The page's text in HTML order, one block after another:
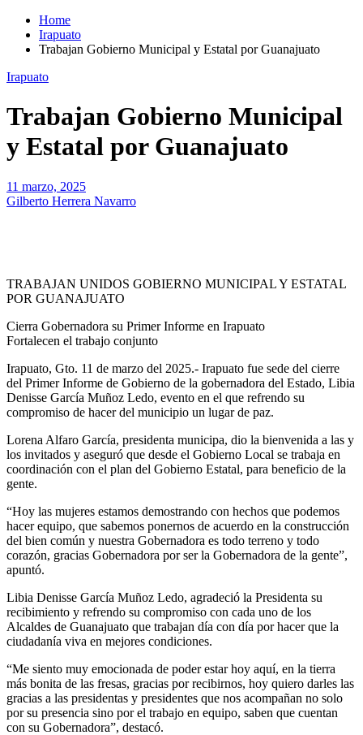
Home
Irapuato
Trabajan Gobierno Municipal y Estatal por Guanajuato
Irapuato
Trabajan Gobierno Municipal
y Estatal por Guanajuato
11 marzo, 2025
Gilberto Herrera Navarro
TRABAJAN UNIDOS GOBIERNO MUNICIPAL Y ESTATAL
POR GUANAJUATO
Cierra Gobernadora su Primer Informe en Irapuato
Fortalecen el trabajo conjunto
Irapuato, Gto. 11 de marzo del 2025.- Irapuato fue sede del cierre
del Primer Informe de Gobierno de la gobernadora del Estado, Libia
Denisse García Muñoz Ledo, evento en el que refrendo su
compromiso de hacer del municipio un lugar de paz.
Lorena Alfaro García, presidenta municipa, dio la bienvenida a las y
los invitados y aseguró que desde el Gobierno Local se trabaja en
coordinación con el plan del Gobierno Estatal, para beneficio de la
gente.
“Hoy las mujeres estamos demostrando con hechos que podemos
hacer equipo, que sabemos ponernos de acuerdo en la construcción
del bien común y nuestra Gobernadora es todo terreno y todo
corazón, gracias Gobernadora por ser la Gobernadora de la gente”,
apuntó.
Libia Denisse García Muñoz Ledo, agradeció la Presidenta su
recibimiento y refrendo su compromiso con cada uno de los
Alcaldes de Guanajuato que trabajan día con día por hacer que la
ciudadanía viva en mejores condiciones.
“Me siento muy emocionada de poder estar hoy aquí, en la tierra
más bonita de las fresas, gracias por recibirnos, hoy quiero darles las
gracias a las presidentas y presidentes que nos acompañan no solo
por su presencia sino por el trabajo en equipo, saben que cuentan
con su Gobernadora”, destacó.